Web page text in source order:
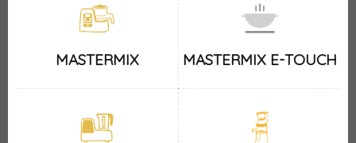
MASTERMIX MASTERMIX E-TOUCH